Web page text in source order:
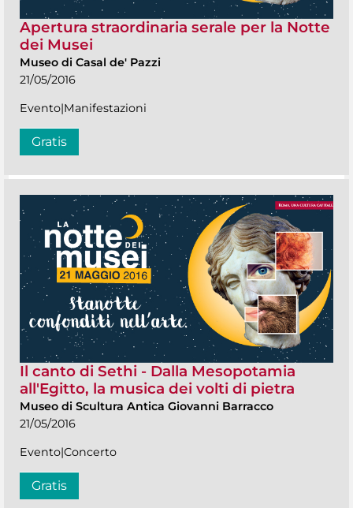
Apertura straordinaria serale per la Notte
dei Musei
Museo di Casal de' Pazzi
21/05/2016
Evento|Manifestazioni
Gratis
Il canto di Sethi - Dalla Mesopotamia
all'Egitto, la musica dei volti di pietra
Museo di Scultura Antica Giovanni Barracco
21/05/2016
Evento|Concerto
Gratis